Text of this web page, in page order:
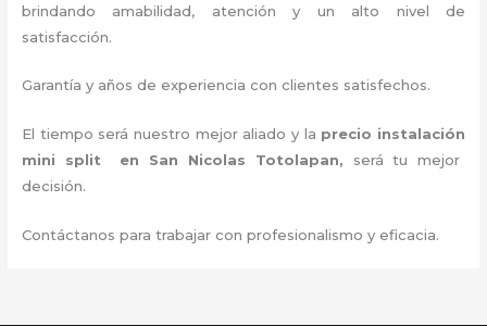
brindando amabilidad, atención y un alto nivel de
satisfacción.
Garantía y años de experiencia con clientes satisfechos.
El tiempo será nuestro mejor aliado y la precio instalación
mini split en San Nicolas Totolapan, será tu mejor
decisión.
Contáctanos para trabajar con profesionalismo y eficacia.